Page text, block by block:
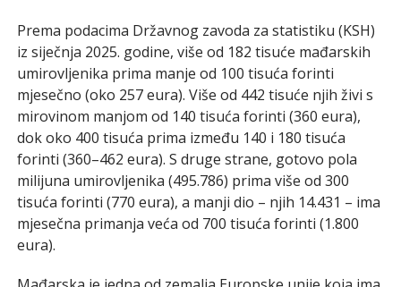
Prema podacima Državnog zavoda za statistiku (KSH)
iz siječnja 2025. godine, više od 182 tisuće mađarskih
umirovljenika prima manje od 100 tisuća forinti
mjesečno (oko 257 eura). Više od 442 tisuće njih živi s
mirovinom manjom od 140 tisuća forinti (360 eura),
dok oko 400 tisuća prima između 140 i 180 tisuća
forinti (360–462 eura). S druge strane, gotovo pola
milijuna umirovljenika (495.786) prima više od 300
tisuća forinti (770 eura), a manji dio – njih 14.431 – ima
mjesečna primanja veća od 700 tisuća forinti (1.800
eura).